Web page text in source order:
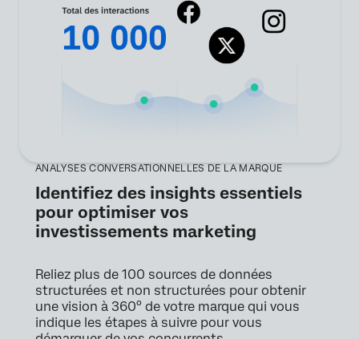
ANALYSES CONVERSATIONNELLES DE LA MARQUE
Identifiez des insights essentiels
pour optimiser vos
investissements marketing
Reliez plus de 100 sources de données
structurées et non structurées pour obtenir
une vision à 360° de votre marque qui vous
indique les étapes à suivre pour vous